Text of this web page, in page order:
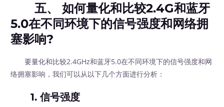
五、 如何量化和比较2.4G和蓝牙
5.0在不同环境下的信号强度和网络拥
塞影响?
要量化和比较2.4GHz和蓝牙5.0在不同环境下的信号强度和网
络拥塞影响，我们可以从以下几个方面进行分析：
1. 信号强度